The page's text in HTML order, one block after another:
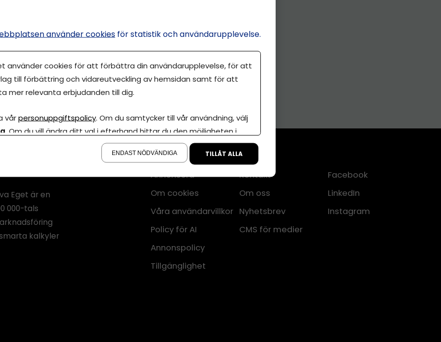
inne – drabbas
Wallin
Eget är en
000-tals
kalkyler
Annonsera
Om cookies
Våra användarvillkor
Policy för AI
Annonspolicy
Tillgänglighet
Kontakt
Om oss
Nyhetsbrev
CMS för medier
Facebook
LinkedIn
Instagram
använder cookies för statistik och användarupplevelse.
använder cookies för att förbättra din användarupplevelse, för att
till förbättring och vidareutveckling av hemsidan samt för att
mer relevanta erbjudanden till dig.
vårpersonuppgiftspolicy. Om du samtycker till vår användning, välj
. Om du vill ändra ditt val i efterhand hittar du den möjligheten i
ENDAST NÖDVÄNDIGA TILLÅT ALLA